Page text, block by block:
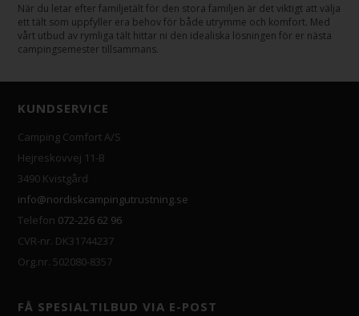
När du letar efter familjetält för den stora familjen är det viktigt att välja
ett tält som uppfyller era behov för både utrymme och komfort. Med
vårt utbud av rymliga tält hittar ni den idealiska lösningen för er nästa
campingsemester tillsammans.
KUNDSERVICE
Camping Comfort A/S
Hejreskovvej 11-B
3490 Kvistgård
info@nordiskcampingutrustning.se
Telefon 072-226 62 96
CVR-nr. DK31744237
Org.nr. 502080-8357
FÅ SPESIALTILBUD VIA E-POST